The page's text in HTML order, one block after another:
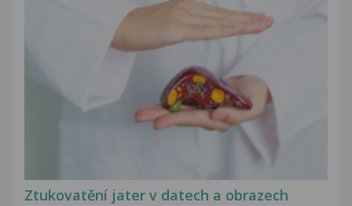
Ztukovatění jater v datech a obrazech